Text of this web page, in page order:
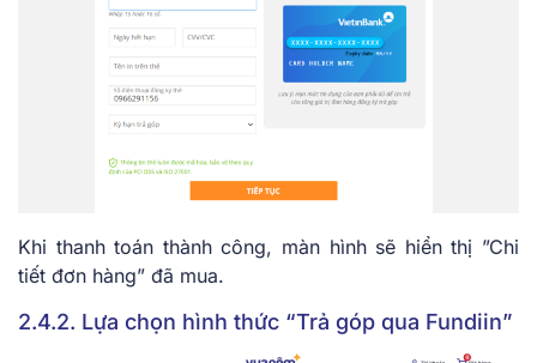
Khi thanh toán thành công, màn hình sẽ hiển thị ”Chi
tiết đơn hàng” đã mua.
2.4.2. Lựa chọn hình thức “Trả góp qua Fundiin”